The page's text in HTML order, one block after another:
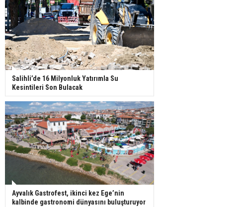
Salihli’de 16 Milyonluk Yatırımla Su
Kesintileri Son Bulacak
Ayvalık Gastrofest, ikinci kez Ege’nin
kalbinde gastronomi dünyasını buluşturuyor